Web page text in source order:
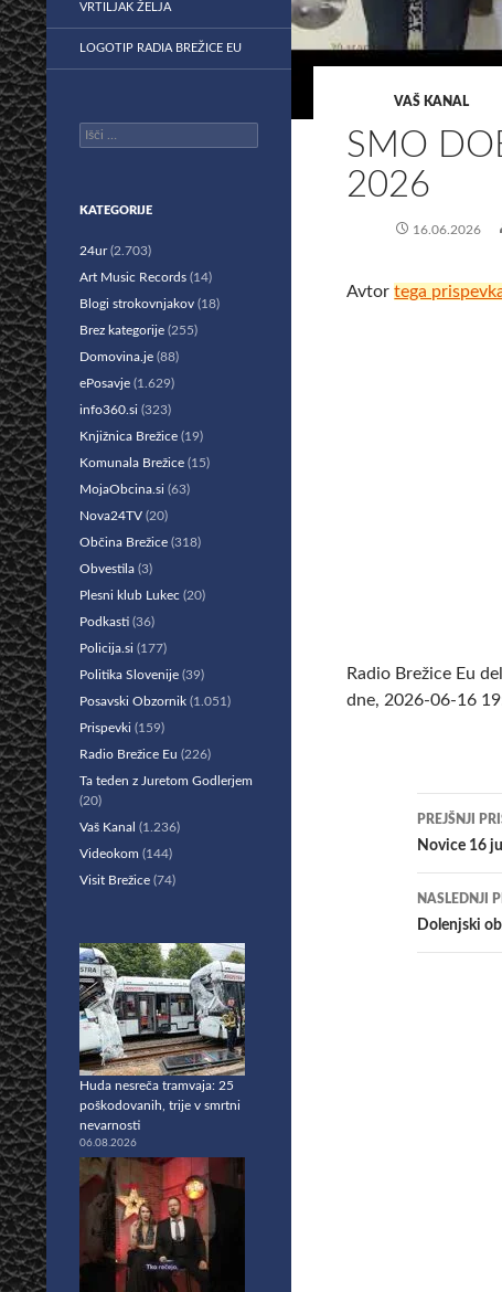
VAŠ KANAL
SMO
2026
16.06.2026
Avtortega
Radio Brežice Eu
dne, 2026-06-16
po
PREJŠNJI
Novice 16
NASLEDNJI
Dolenjski
VRTILJAK ŽELJA
LOGOTIP RADIA BREŽICE EU
Išči:
KATEGORIJE
24ur(2.703)
Art Music Records (14)
Blogi strokovnjakov (18)
Brez kategorije (255)
Domovina.je (88)
ePosavje (1.629)
info360.si (323)
Knjižnica Brežice (19)
Komunala Brežice (15)
MojaObcina.si (63)
Nova24TV (20)
Občina Brežice (318)
Obvestila (3)
Plesni klub Lukec (20)
Podkasti (36)
Policija.si (177)
Politika Slovenije (39)
Posavski Obzornik (1.051)
Prispevki (159)
Radio Brežice Eu (226)
Ta teden z Juretom Godlerjem
(20)
Vaš Kanal (1.236)
Videokom (144)
Visit Brežice (74)
Huda nesreča tramvaja: 25
poškodovanih, trije v smrtni
nevarnosti
06.08.2026